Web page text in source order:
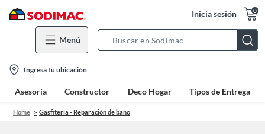
Inicia sesión 0
Menú
Bar
location-
icon
Ingresa tu ubicación
Asesoría Constructor Deco Hogar Tipos de Entrega
Home Gasfitería - Reparación de baño